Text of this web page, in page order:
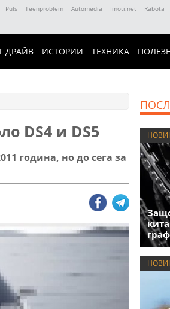
Puls Teenproblem Automedia Imoti.net Rabota
ДРАЙВ ИСТОРИИ ТЕХНИКА
DS4 и DS5
година, но до сега за